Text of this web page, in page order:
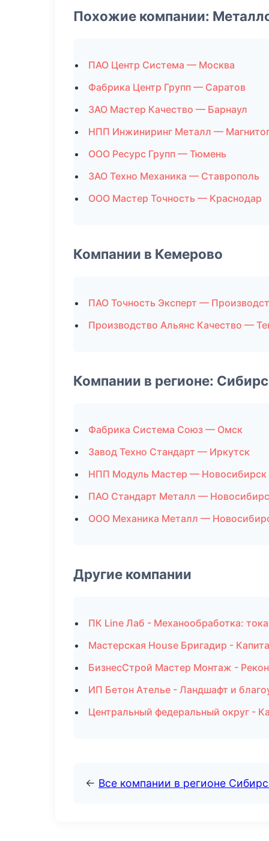
Похожие компании:
ПАО Центр Система — Москва
Фабрика Центр Групп — Саратов
ЗАО Мастер Качество — Барнаул
НПП Инжиниринг Металл —
ООО Ресурс Групп — Тюмень
ЗАО Техно Механика — Ставрополь
ООО Мастер Точность — Краснодар
Компании в Кемерово
ПАО Точность Эксперт —
Производство Альянс Качество —
Компании в регионе:
Фабрика Система Союз — Омск
Завод Техно Стандарт — Иркутск
НПП Модуль Мастер — Новосибирск
ПАО Стандарт Металл —
ООО Механика Металл —
Другие компании
ПК Line Лаб - Механообработка:
Мастерская House Бригадир -
БизнесСтрой Мастер Монтаж -
ИП Бетон Ателье - Ландшафт и
Центральный федеральный округ -
← Все компании в регионе